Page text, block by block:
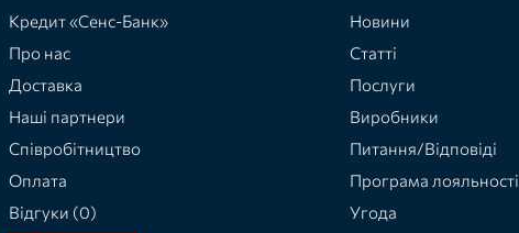
Кредит «Сенс-Банк»
Про нас
Доставка
Наші партнери
Співробітництво
Оплата
Відгуки (0)
Новини
Статті
Послуги
Виробники
Питання/Відповіді
Програма лояльності
Угода